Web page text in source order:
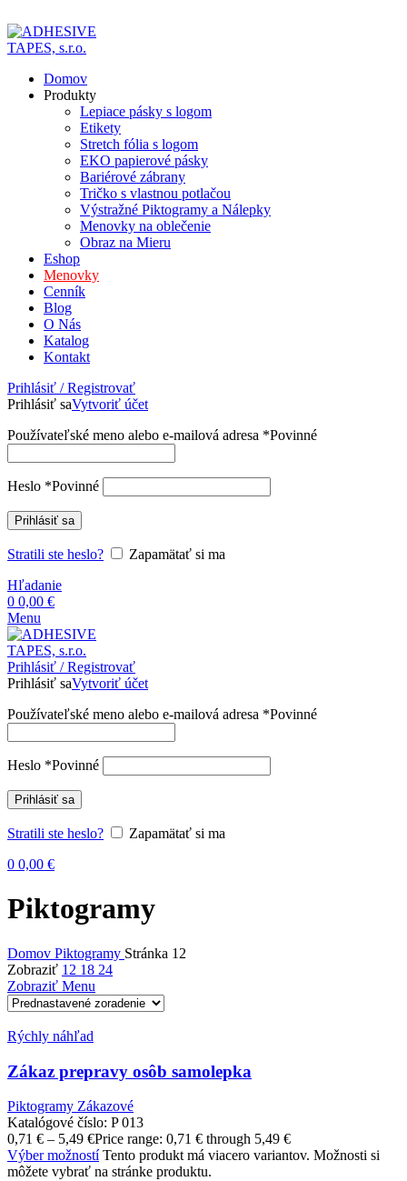
Domov
Produkty
Lepiace pásky s logom
Etikety
Stretch fólia s logom
EKO papierové pásky
Bariérové zábrany
Tričko s vlastnou potlačou
Výstražné Piktogramy a Nálepky
Menovky na oblečenie
Obraz na Mieru
Eshop
Menovky
Cenník
Blog
O Nás
Katalog
Kontakt
Prihlásiť / Registrovať
Prihlásiť saVytvoriť účet
Používateľské meno alebo e-mailová adresa *Povinné
Heslo *Povinné
Prihlásiť sa
Stratili ste heslo?
Zapamätať si ma
Hľadanie
0 0,00 €
Menu
Prihlásiť / Registrovať
Prihlásiť saVytvoriť účet
Používateľské meno alebo e-mailová adresa *Povinné
Heslo *Povinné
Prihlásiť sa
Stratili ste heslo?
Zapamätať si ma
0 0,00 €
Piktogramy
Domov Piktogramy Stránka 12
Zobraziť 12 18 24
Zobraziť Menu
Rýchly náhľad
Zákaz prepravy osôb samolepka
Piktogramy Zákazové
Katalógové číslo: P 013
0,71 € – 5,49 €Price range: 0,71 € through 5,49 €
Výber možností Tento produkt má viacero variantov. Možnosti si
môžete vybrať na stránke produktu.